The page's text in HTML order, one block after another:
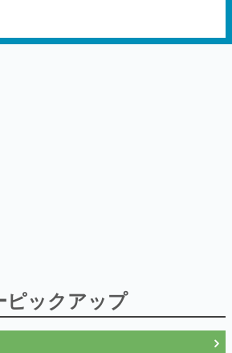
「現実より意味のある仮想世界を作る」
──『EVE Online』の生みの親が18年掲げ